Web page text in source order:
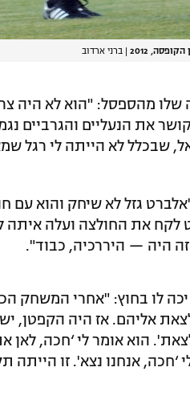
2012
| ברני ארדוב
מהספסל: "הוא לא היה
את הנעליים והגרביים
לקח את החולצה ועלה איתה
לו בחוץ: "אחרי המשחק
אליהם. אז היה הקפטן,
לצאת'. הוא אומר לי ‘חכה,
‘חכה, אנחנו נצא'. זו